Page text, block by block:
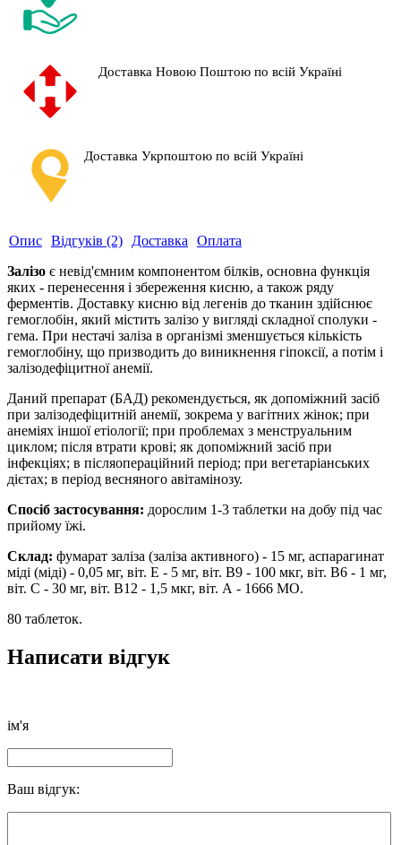
Доставка Новою Поштою по всій Україні
Доставка Укрпоштою по всій Україні
Опис Відгуків (2) Доставка
Оплата
Залізо є невід'ємним компонентом білків, основна функція
яких - перенесення і збереження кисню, а також ряду
ферментів. Доставку кисню від легенів до тканин здійснює
гемоглобін, який містить залізо у вигляді складної сполуки -
гема. При нестачі заліза в організмі зменшується кількість
гемоглобіну, що призводить до виникнення гіпоксії, а потім і
залізодефіцитної анемії.
Даний препарат (БАД) рекомендується, як допоміжний засіб
при залізодефіцитній анемії, зокрема у вагітних жінок; при
анеміях іншої етіології; при проблемах з менструальним
циклом; після втрати крові; як допоміжний засіб при
інфекціях; в післяопераційний період; при вегетаріанських
дієтах; в період весняного авітамінозу.
Спосіб застосування: дорослим 1-3 таблетки на добу під час
прийому їжі.
Склад: фумарат заліза (заліза активного) - 15 мг, аспарагинат
міді (міді) - 0,05 мг, віт. Е - 5 мг, віт. В9 - 100 мкг, віт. В6 - 1 мг,
віт. С - 30 мг, віт. В12 - 1,5 мкг, віт. А - 1666 МО.
80 таблеток.
Написати відгук
ім'я
Ваш відгук: